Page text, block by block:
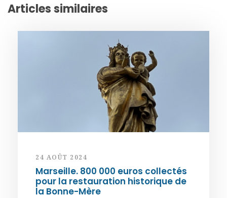
Articles similaires
24 AOÛT 2024
Marseille. 800 000 euros collectés
pour la restauration historique de
la Bonne-Mère